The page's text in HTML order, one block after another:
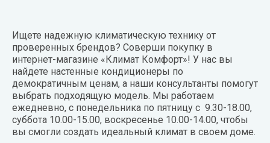
Ищете надежную климатическую технику от
проверенных брендов? Соверши покупку в
интернет-магазине «Климат Комфорт»! У нас вы
найдете настенные кондиционеры по
демократичным ценам, а наши консультанты помогут
выбрать подходящую модель. Мы работаем
ежедневно, с понедельника по пятницу с 9.30-18.00,
суббота 10.00-15.00, воскресенье 10.00-14.00, чтобы
вы смогли создать идеальный климат в своем доме.